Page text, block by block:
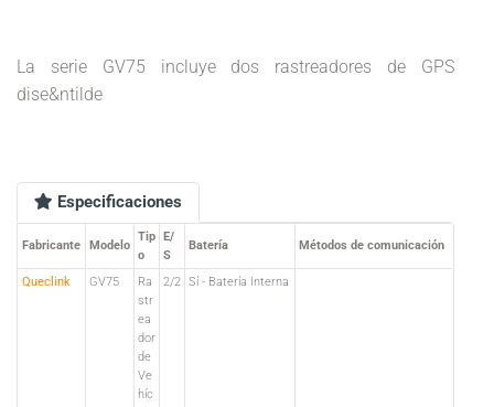
La serie GV75 incluye dos rastreadores de GPS
dise&ntilde
Especificaciones
Fabricante Modelo
Tip
o
E/
S
Batería Métodos de comunicación
Queclink GV75
Ra
str
ea
dor
de
Ve
híc
2/2 Sí - Batería Interna